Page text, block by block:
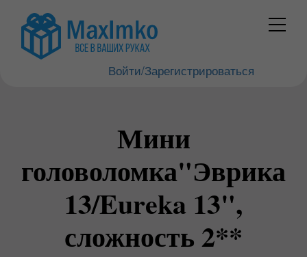
Войти/Зарегистрироваться
Мини
головоломка"Эврика
13/Eureka 13",
сложность 2**